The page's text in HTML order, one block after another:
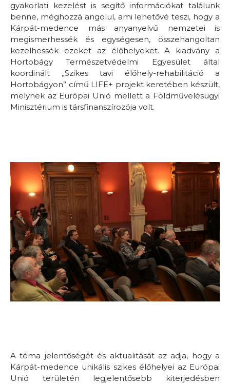
gyakorlati kezelést is segítő információkat találunk
benne, méghozzá angolul, ami lehetővé teszi, hogy a
Kárpát-medence más anyanyelvű nemzetei is
megismerhessék és egységesen, összehangoltan
kezelhessék ezeket az élőhelyeket. A kiadvány a
Hortobágy Természetvédelmi Egyesület által
koordinált „Szikes tavi élőhely-rehabilitáció a
Hortobágyon” című LIFE+ projekt keretében készült,
melynek az Európai Unió mellett a Földművelésügyi
Minisztérium is társfinanszírozója volt.
A téma jelentőségét és aktualitását az adja, hogy a
Kárpát-medence unikális szikes élőhelyei az Európai
Unió területén legjelentősebb kiterjedésben